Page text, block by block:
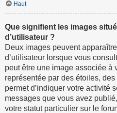
Haut
Que signifient les images
d’utilisateur ?
Deux images peuvent
d’utilisateur lorsque vous
peut être une image associée à
représentée par des étoiles,
permet d’indiquer votre activité
messages que vous avez
votre statut particulier sur le